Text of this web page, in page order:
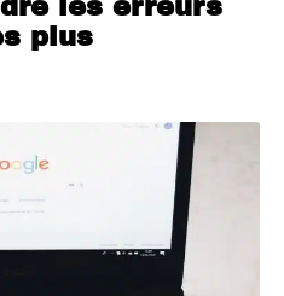
les erreurs
plus